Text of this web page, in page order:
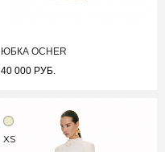
ЮБКА OCHER
40 000 РУБ.
XS